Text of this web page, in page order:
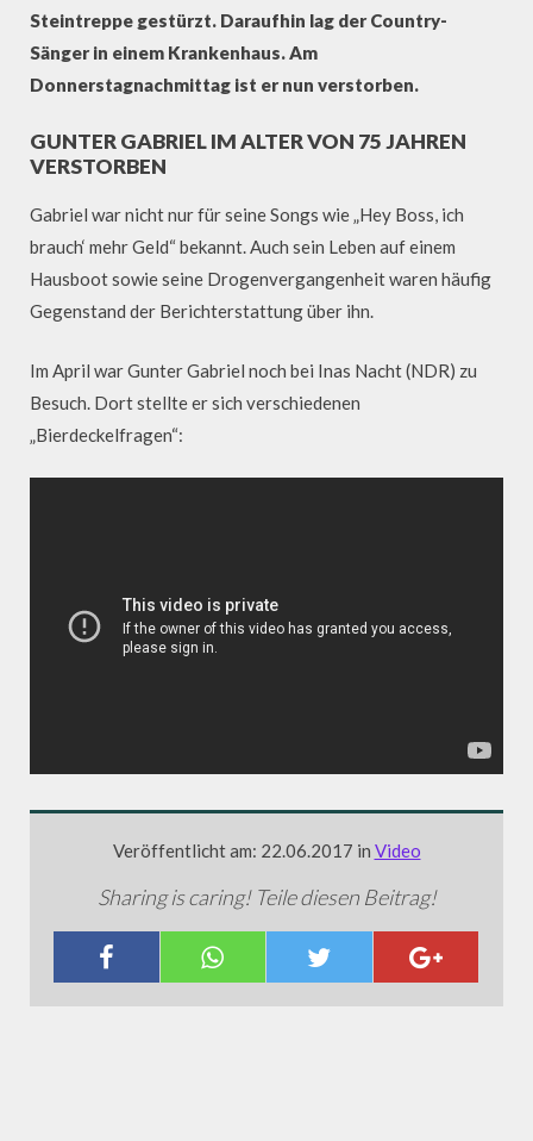
Steintreppe gestürzt. Daraufhin lag der Country-
Sänger in einem Krankenhaus. Am
Donnerstagnachmittag ist er nun verstorben.
GUNTER GABRIEL IM ALTER VON 75 JAHREN
VERSTORBEN
Gabriel war nicht nur für seine Songs wie „Hey Boss, ich
brauch‘ mehr Geld“ bekannt. Auch sein Leben auf einem
Hausboot sowie seine Drogenvergangenheit waren häufig
Gegenstand der Berichterstattung über ihn.
Im April war Gunter Gabriel noch bei Inas Nacht (NDR) zu
Besuch. Dort stellte er sich verschiedenen
„Bierdeckelfragen“:
Veröffentlicht am: 22.06.2017 in Video
Sharing is caring! Teile diesen Beitrag!